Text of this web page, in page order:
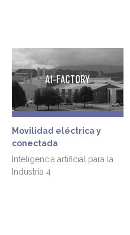
Movilidad eléctrica y
conectada
Inteligencia artificial para la
Industria 4